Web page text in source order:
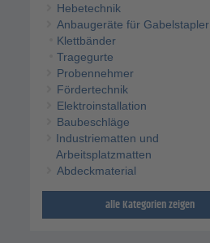
Hebetechnik
Anbaugeräte für Gabelstapler
Klettbänder
Tragegurte
Probennehmer
Fördertechnik
Elektroinstallation
Baubeschläge
Industriematten und
Arbeitsplatzmatten
Abdeckmaterial
alle Kategorien zeigen